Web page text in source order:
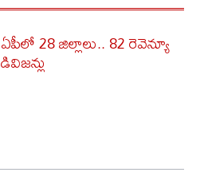
ఏపీలో 28 జిల్లాలు.. 82 రెవెన్యూ
డివిజన్లు